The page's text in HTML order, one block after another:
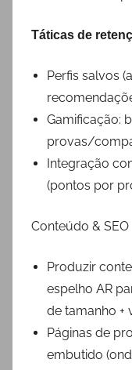
Táticas de
Perfis salvos
Gamificação:
provas/
Integração
(pontos por
Conteúdo & SEO
Produzir
espelho AR
de tamanho +
Páginas de
embutido